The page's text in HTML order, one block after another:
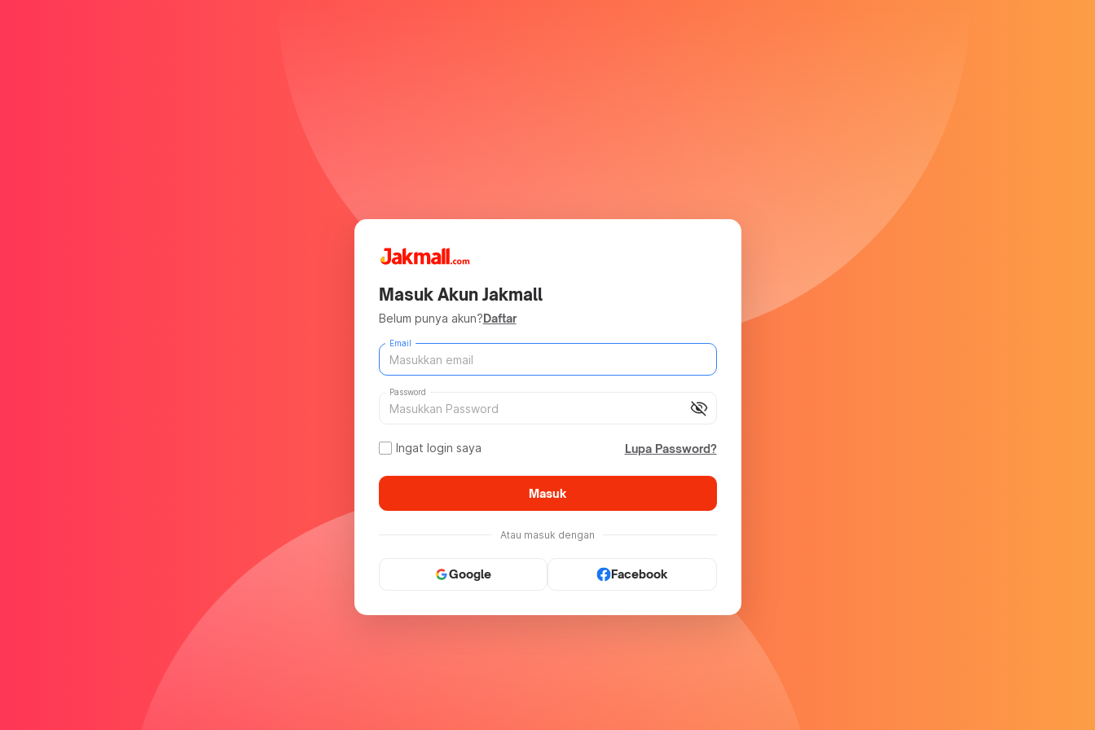
Masuk Akun Jakmall
Belum punya akun?Daftar
Email
visibility_off
Password
Ingat login saya Lupa Password?
Masuk
Atau masuk dengan
Google Facebook